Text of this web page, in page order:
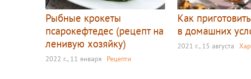
Рыбные крокеты
псарокефтедес (рецепт на
ленивую хозяйку)
2022 г., 11 января Рецепти
Как
в домашних
2021 г., 15 августа